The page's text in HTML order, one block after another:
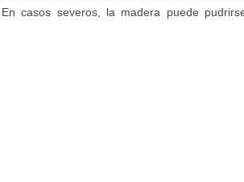
casos severos, la madera puede